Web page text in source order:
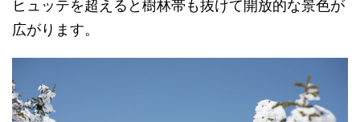
ヒュッテを超えると樹林帯も抜けて開放的な景色が
広がります。